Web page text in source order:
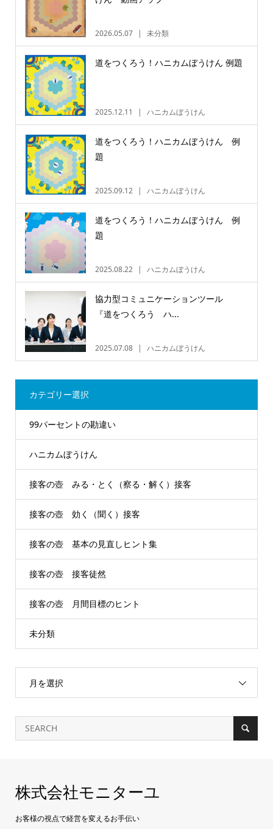
2026.05.07 未分類
道をつくろう！ハニカムぼうけん 例題
2025.12.11 ハニカムぼうけん
道をつくろう！ハニカムぼうけん 例
題
2025.09.12 ハニカムぼうけん
道をつくろう！ハニカムぼうけん 例
題
2025.08.22 ハニカムぼうけん
協力型コミュニケーションツール
『道をつくろう ハ...
2025.07.08 ハニカムぼうけん
カテゴリー選択
99パーセントの勘違い
ハニカムぼうけん
接客の壺 みる・とく（察る・解く）接客
接客の壺 効く（聞く）接客
接客の壺 基本の見直しヒント集
接客の壺 接客徒然
接客の壺 月間目標のヒント
未分類
月を選択
株式会社モニターユ
お客様の視点で経営を変えるお手伝い